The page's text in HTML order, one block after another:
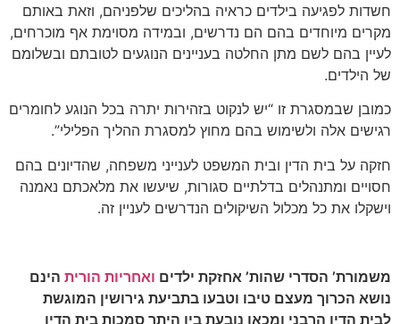
חשדות לפגיעה בילדים כראיה בהליכים שלפניהם, וזאת באותם
מקרים מיוחדים בהם הם נדרשים, ובמידה מסוימת אף מוכרחים,
לעיין בהם לשם מתן החלטה בעניינים הנוגעים לטובתם ובשלומם
של הילדים.
כמובן שבמסגרת זו “יש לנקוט בזהירות יתרה בכל הנוגע לחומרים
רגישים אלה ולשימוש בהם מחוץ למסגרת ההליך הפלילי”.
חזקה על בית הדין ובית המשפט לענייני משפחה, שהדיונים בהם
חסויים ומתנהלים בדלתיים סגורות, שיעשו את מלאכתם נאמנה
וישקלו את כל מכלול השיקולים הנדרשים לעניין זה.
משמורת’ הסדרי שהות’ אחזקת ילדים ואחריות הורית הינם
נושא הכרוך מעצם טיבו וטבעו בתביעת גירושין המוגשת
לבית הדין הרבני ומכאן נובעת בין היתר סמכות בית הדין